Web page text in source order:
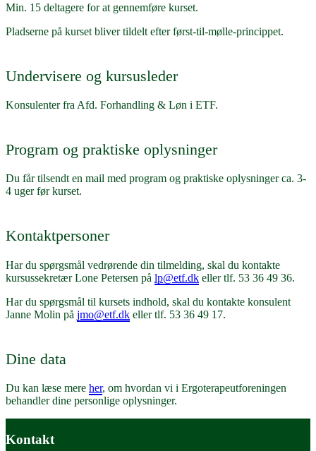
Min. 15 deltagere for at gennemføre kurset.
Pladserne på kurset bliver tildelt efter først-til-mølle-princippet.
Undervisere og kursusleder
Konsulenter fra Afd. Forhandling & Løn i ETF.
Program og praktiske oplysninger
Du får tilsendt en mail med program og praktiske oplysninger ca. 3-
4 uger før kurset.
Kontaktpersoner
Har du spørgsmål vedrørende din tilmelding, skal du kontakte
kursussekretær Lone Petersen på lp@etf.dk eller tlf. 53 36 49 36.
Har du spørgsmål til kursets indhold, skal du kontakte konsulent
Janne Molin på jmo@etf.dk eller tlf. 53 36 49 17.
Dine data
Du kan læse mere her, om hvordan vi i Ergoterapeutforeningen
behandler dine personlige oplysninger.
Kontakt